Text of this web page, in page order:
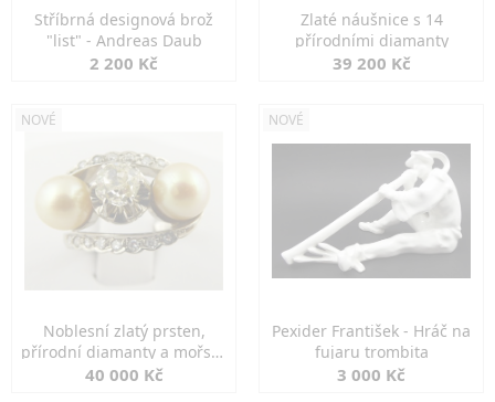
Stříbrná designová brož
"list" - Andreas Daub
2 200 Kč
Zlaté náušnice s 14
přírodními diamanty
39 200 Kč
NOVÉ
Noblesní zlatý prsten,
přírodní diamanty a mořské
perly
40 000 Kč
NOVÉ
Pexider František - Hráč na
fujaru trombita
3 000 Kč